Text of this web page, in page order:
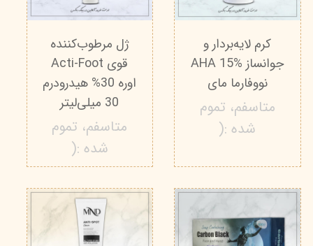
کرم لایه‌بردار و
جوانساز AHA 15%
نووفارما مای
متاسفم، تموم
شده :(
ژل مرطوب‌کننده
قوی Acti-Foot
اوره 30% هیدرودرم
30 میلی‌لیتر
متاسفم، تموم
شده :(